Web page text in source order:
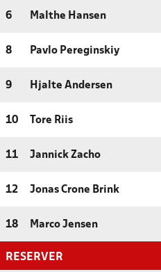
6 Malthe Hansen
8 Pavlo Pereginskiy
9 Hjalte Andersen
10 Tore Riis
11 Jannick Zacho
12 Jonas Crone Brink
18 Marco Jensen
RESERVER